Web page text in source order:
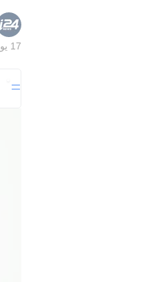
17 يونيو 2016 10:49 م